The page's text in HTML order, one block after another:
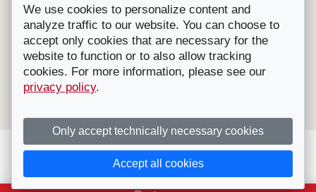
Le Suisse Convention Bureau (SCIB) est une organisation
nationale à but non lucratif qui représente les principales
destinations et prestataires de congrès, séminaires et
incentives en Suisse.
Affilié à l'OT Suisse, il fournit gratuitement des conseils et
de l'aide pour l'organisation de congrès, convention,
séminaires, incentives, voyages RP etc. en Suisse.
Contactez-nous|
We use cookies to personalize content and
analyze traffic to our website. You can choose to
accept only cookies that are necessary for the
website to function or to also allow tracking
cookies. For more information, please see our
privacy policy.
Only accept technically necessary cookies
Accept all cookies